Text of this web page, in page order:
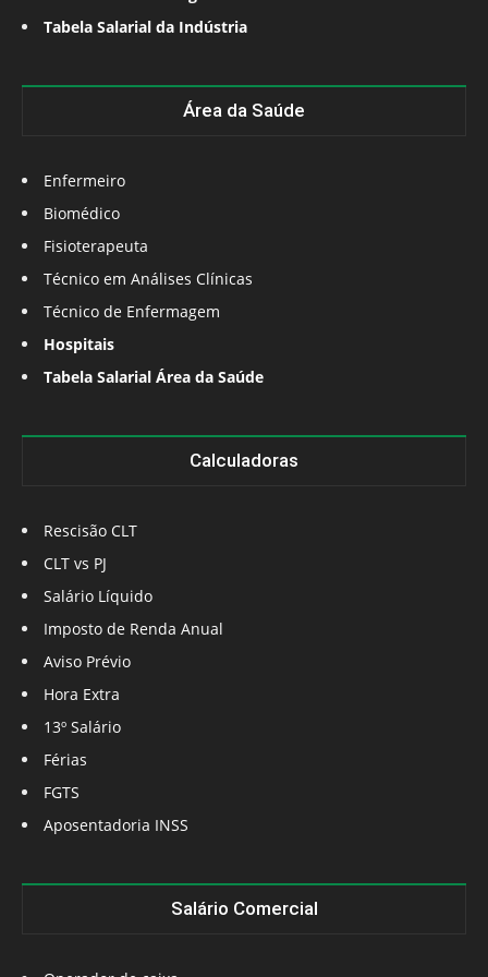
Tabela Salarial da Indústria
Área da Saúde
Enfermeiro
Biomédico
Fisioterapeuta
Técnico em Análises Clínicas
Técnico de Enfermagem
Hospitais
Tabela Salarial Área da Saúde
Calculadoras
Rescisão CLT
CLT vs PJ
Salário Líquido
Imposto de Renda Anual
Aviso Prévio
Hora Extra
13º Salário
Férias
FGTS
Aposentadoria INSS
Salário Comercial